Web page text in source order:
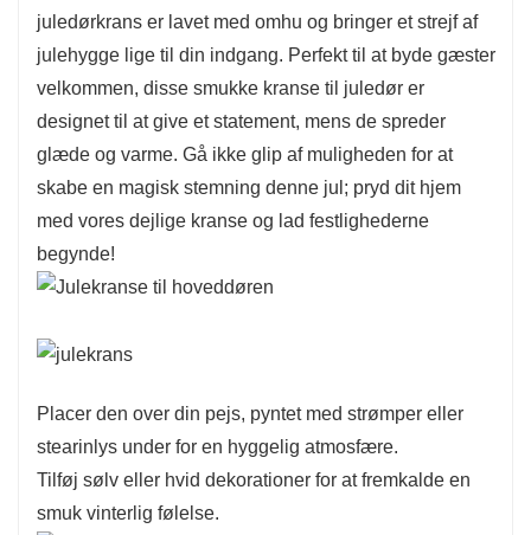
juledørkrans er lavet med omhu og bringer et strejf af
julehygge lige til din indgang. Perfekt til at byde gæster
velkommen, disse smukke kranse til juledør er
designet til at give et statement, mens de spreder
glæde og varme. Gå ikke glip af muligheden for at
skabe en magisk stemning denne jul; pryd dit hjem
med vores dejlige kranse og lad festlighederne
begynde!
Placer den over din pejs, pyntet med strømper eller
stearinlys under for en hyggelig atmosfære.
Tilføj sølv eller hvid dekorationer for at fremkalde en
smuk vinterlig følelse.